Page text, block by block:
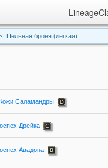
Цельная броня (легкая)
Саламандры
Дрейка
Авадона